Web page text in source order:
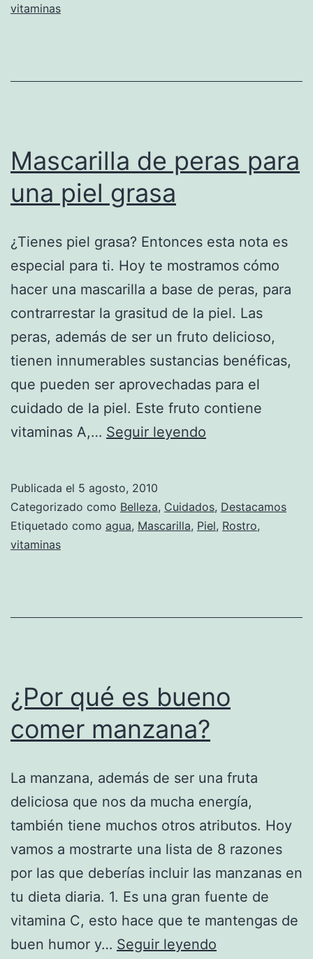
vitaminas
Mascarilla de peras para
una piel grasa
¿Tienes piel grasa? Entonces esta nota es
especial para ti. Hoy te mostramos cómo
hacer una mascarilla a base de peras, para
contrarrestar la grasitud de la piel. Las
peras, además de ser un fruto delicioso,
tienen innumerables sustancias benéficas,
que pueden ser aprovechadas para el
cuidado de la piel. Este fruto contiene
vitaminas A,… Seguir leyendo
para
una
Publicada el 5 agosto, 2010
Categorizado como Belleza, Cuidados, Destacamos
Etiquetado como agua, Mascarilla, Piel, Rostro,
vitaminas
¿Por qué es bueno
comer manzana?
La manzana, además de ser una fruta
deliciosa que nos da mucha energía,
también tiene muchos otros atributos. Hoy
vamos a mostrarte una lista de 8 razones
por las que deberías incluir las manzanas en
tu dieta diaria. 1. Es una gran fuente de
vitamina C, esto hace que te mantengas de
buen humor y… Seguir leyendo